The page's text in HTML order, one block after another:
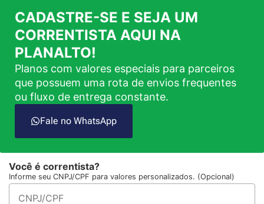
CADASTRE-SE E SEJA UM
CORRENTISTA AQUI NA
PLANALTO!
Planos com valores especiais para parceiros
que possuem uma rota de envios frequentes
ou fluxo de entrega constante.
Fale no WhatsApp
Você é correntista?
Informe seu CNPJ/CPF para valores personalizados. (Opcional)